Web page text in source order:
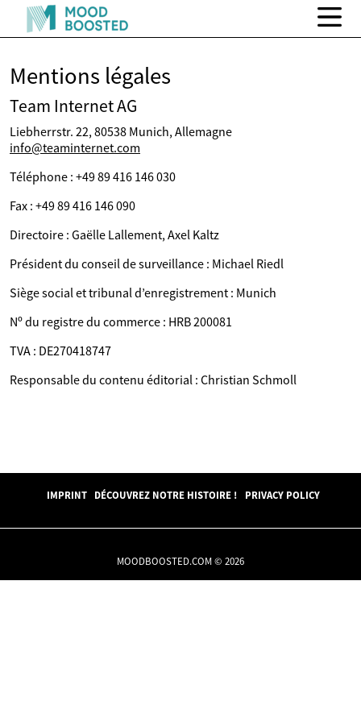
Mentions légales
Team Internet AG
Liebherrstr. 22, 80538 Munich, Allemagne
info@teaminternet.com
Téléphone : +49 89 416 146 030
Fax : +49 89 416 146 090
Directoire : Gaëlle Lallement, Axel Kaltz
Président du conseil de surveillance : Michael Riedl
Siège social et tribunal d’enregistrement : Munich
Nº du registre du commerce : HRB 200081
TVA : DE270418747
Responsable du contenu éditorial : Christian Schmoll
IMPRINT DÉCOUVREZ NOTRE HISTOIRE ! PRIVACY POLICY
MOODBOOSTED.COM © 2026